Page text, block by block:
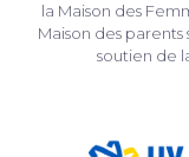
la Maison des
Maison des
soutien de